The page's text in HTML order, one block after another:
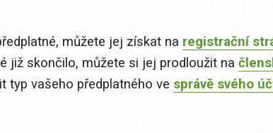
můžete jej získat na registrační
již skončilo, můžete si jej prodloužit na
typ vašeho předplatného ve správě svého